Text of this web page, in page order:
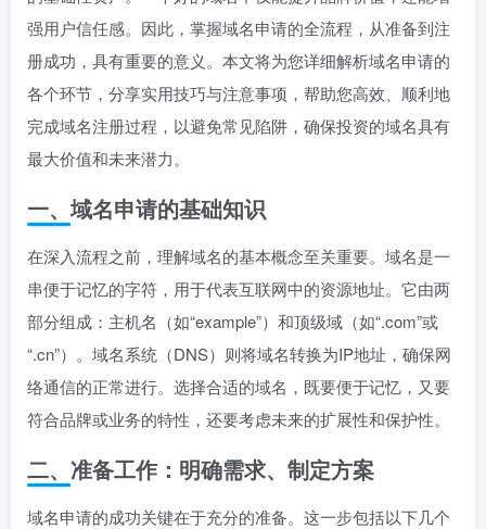
强用户信任感。因此，掌握域名申请的全流程，从准备到注
册成功，具有重要的意义。本文将为您详细解析域名申请的
各个环节，分享实用技巧与注意事项，帮助您高效、顺利地
完成域名注册过程，以避免常见陷阱，确保投资的域名具有
最大价值和未来潜力。
一、域名申请的基础知识
在深入流程之前，理解域名的基本概念至关重要。域名是一
串便于记忆的字符，用于代表互联网中的资源地址。它由两
部分组成：主机名（如“example”）和顶级域（如“.com”或
“.cn”）。域名系统（DNS）则将域名转换为IP地址，确保网
络通信的正常进行。选择合适的域名，既要便于记忆，又要
符合品牌或业务的特性，还要考虑未来的扩展性和保护性。
二、准备工作：明确需求、制定方案
域名申请的成功关键在于充分的准备。这一步包括以下几个